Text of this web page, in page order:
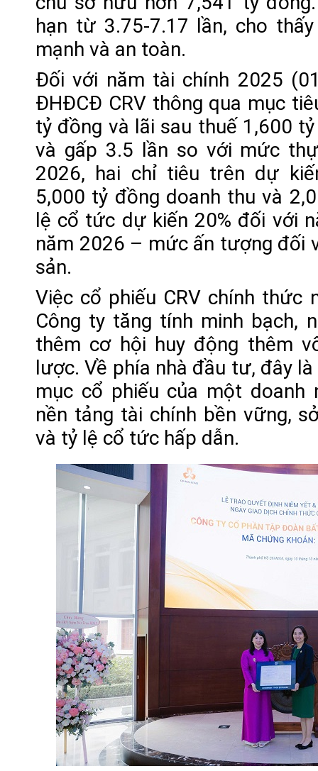
hạn từ 3.75-7.17 lần, cho
mạnh và an toàn.
Đối với năm tài chính 2025
ĐHĐCĐ CRV thông qua mục
tỷ đồng và lãi sau thuế 1,600
và gấp 3.5 lần so với mức
2026, hai chỉ tiêu trên dự
5,000 tỷ đồng doanh thu và
lệ cổ tức dự kiến 20% đối với
năm 2026 – mức ấn tượng đối
sản.
Việc cổ phiếu CRV chính thức
Công ty tăng tính minh bạch,
thêm cơ hội huy động thêm
lược. Về phía nhà đầu tư, đây
mục cổ phiếu của một doanh
nền tảng tài chính bền vững,
và tỷ lệ cổ tức hấp dẫn.